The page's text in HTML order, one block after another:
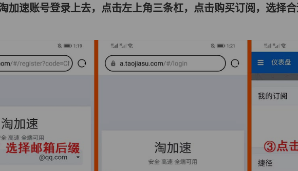
加速账号登录上去，点击左上角三条杠，点击购买订阅，选择